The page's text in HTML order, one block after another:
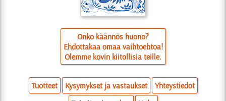
Onko käännös huono?
Ehdottakaa omaa vaihtoehtoa!
Olemme kovin kiitollisia teille.
Tuotteet Kysymykset ja vastaukset
Yhteystiedot